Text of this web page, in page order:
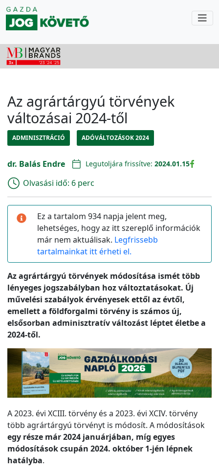
Az agrártárgyú törvények
változásai 2024-től
ADMINISZTRÁCIÓ ADÓVÁLTOZÁSOK 2024
dr. Balás Endre Legutoljára frissítve: 2024.01.15
Olvasási idő: 6 perc
Ez a tartalom 934 napja jelent meg,
lehetséges, hogy az itt szereplő információk
már nem aktuálisak. Legfrissebb
tartalmainkat itt érheti el.
Az agrártárgyú törvények módosítása ismét több
lényeges jogszabályban hoz változtatásokat. Új
művelési szabályok érvényesek ettől az évtől,
emellett a földforgalmi törvény is számos új,
elsősorban adminisztratív változást léptet életbe a
2024-től.
A 2023. évi XCIII. törvény és a 2023. évi XCIV. törvény
több agrártárgyú törvényt is módosít. A módosítások
egy része már 2024 januárjában, míg egyes
módosítások csupán 2024. október 1-jén lépnek
hatályba.